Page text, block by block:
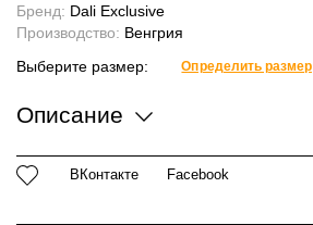
Бренд: Dali Exclusive
Производство: Венгрия
Выберите размер:
Определить размер
Описание
ВКонтакте Facebook